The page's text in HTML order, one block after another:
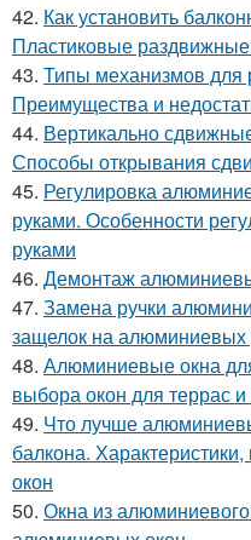
42. Как установить
Пластиковые
43. Типы механизмов для
Преимущества и
44. Вертикально
Способы открывания
45. Регулировка
руками. Особенности
руками
46. Демонтаж
47. Замена ручки
защелок на
48. Алюминиевые окна
выбора окон для террас
49. Что лучше
балкона.
окон
50. Окна из